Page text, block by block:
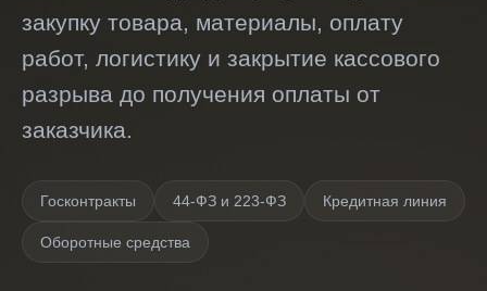
закупку товара, материалы, оплату
работ, логистику и закрытие кассового
разрыва до получения оплаты от
заказчика.
Госконтракты 44-ФЗ и 223-ФЗ Кредитная линия
Оборотные средства